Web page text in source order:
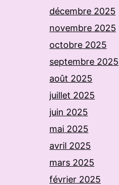
décembre 2025
novembre 2025
octobre 2025
septembre 2025
août 2025
juillet 2025
juin 2025
mai 2025
avril 2025
mars 2025
février 2025